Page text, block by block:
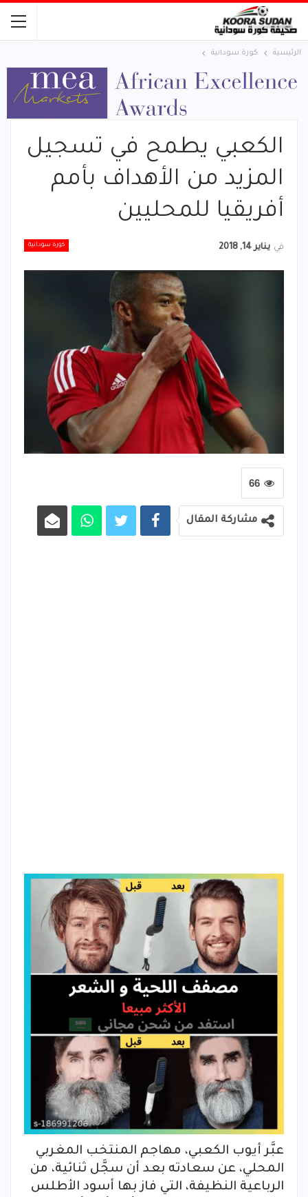
الرئيسية كورة سودانية
الكعبي يطمح في تسجيل
المزيد من الأهداف بأمم
أفريقيا للمحليين
كورة سودانية في يناير 14, 2018
66
مشاركة المقال
عبَّر أيوب الكعبي، مهاجم المنتخب المغربي
المحلي، عن سعادته بعد أن سجَّل ثنائية، من
الرباعية النظيفة، التي فاز بها أسود الأطلس